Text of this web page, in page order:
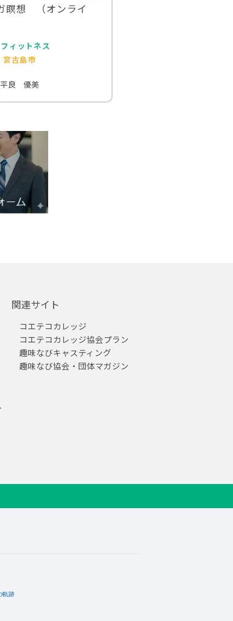
瞑想 （オンライ
ィットネス
宮古島市
平良 優美
関連サイト
コエテコカレッジ
コエテコカレッジ協会プラン
趣味なびキャスティング
趣味なび協会・団体マガジン